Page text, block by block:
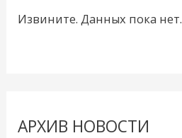
Извините. Данных пока нет.
АРХИВ НОВОСТИ